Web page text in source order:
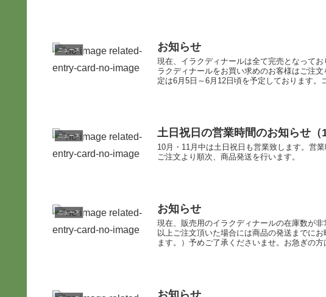
ニュース お知らせ
現在、イラクディナールは全て完売となって
ラクディナールをお買い求めのお客様はご注
定は6月5日～6月12日頃を予定しております。
ニュース 土日祝日の営業時間のお知らせ（
10月・11月中は土日祝日も営業致します。営
ご注文より順次、商品発送を行います。
ニュース お知らせ
現在、販売用のイラクディナールの在庫数が
以上ご注文頂いた場合には商品の発送までに
ます。）予めご了承くださいませ。お急ぎの方